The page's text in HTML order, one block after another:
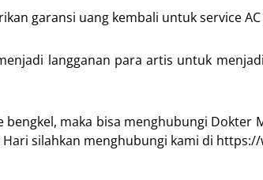
garansi uang kembali untuk service
langganan para artis untuk
maka bisa menghubungi Dokter
Hari silahkan menghubungi kami di